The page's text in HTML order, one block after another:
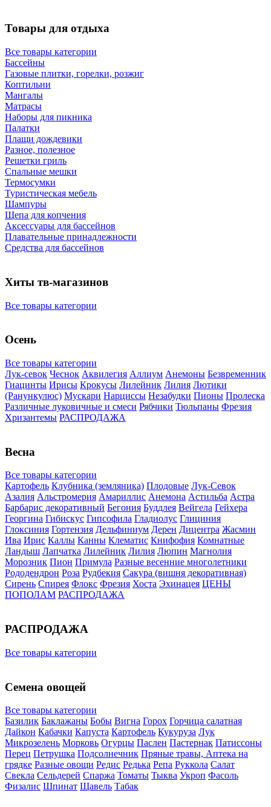
Товары для отдыха
Все товары категории
Бассейны
Газовые плитки, горелки, розжиг
Коптильни
Мангалы
Матрасы
Наборы для пикника
Палатки
Плащи дождевики
Разное, полезное
Решетки гриль
Спальные мешки
Термосумки
Туристическая мебель
Шампуры
Щепа для копчения
Аксессуары для бассейнов
Плавательные принадлежности
Средства для бассейнов
Хиты тв-магазинов
Все товары категории
Осень
Все товары категории
Лук-севок Чеснок Аквилегия Аллиум Анемоны Безвременник
Гиацинты Ирисы Крокусы Лилейник Лилия Лютики
(Ранункулюс) Мускари Нарцисcы Незабудки Пионы Пролеска
Различные луковичные и смеси Рябчики Тюльпаны Фрезия
Хризантемы РАСПРОДАЖА
Весна
Все товары категории
Картофель Клубника (земляника) Плодовые Лук-Севок
Азалия Альстромерия Амариллис Анемона Астильба Астра
Барбарис декоративный Бегония Буддлея Вейгела Гейхера
Георгина Гибискус Гипсофила Гладиолус Глициния
Глоксиния Гортензия Дельфиниум Дерен Дицентра Жасмин
Ива Ирис Каллы Канны Клематис Книфофия Комнатные
Ландыш Лапчатка Лилейник Лилия Люпин Магнолия
Морозник Пион Примула Разные весенние многолетники
Рододендрон Роза Рудбекия Сакура (вишня декоративная)
Сирень Спирея Флокс Фрезия Хоста Эхинацея ЦЕНЫ
ПОПОЛАМ РАСПРОДАЖА
РАСПРОДАЖА
Все товары категории
Семена овощей
Все товары категории
Базилик Баклажаны Бобы Вигна Горох Горчица салатная
Дайкон Кабачки Капуста Картофель Кукуруза Лук
Микрозелень Морковь Огурцы Паслен Пастернак Патиссоны
Перец Петрушка Подсолнечник Пряные травы, Аптека на
грядке Разные овощи Редис Редька Репа Руккола Салат
Свекла Сельдерей Спаржа Томаты Тыква Укроп Фасоль
Физалис Шпинат Щавель Табак